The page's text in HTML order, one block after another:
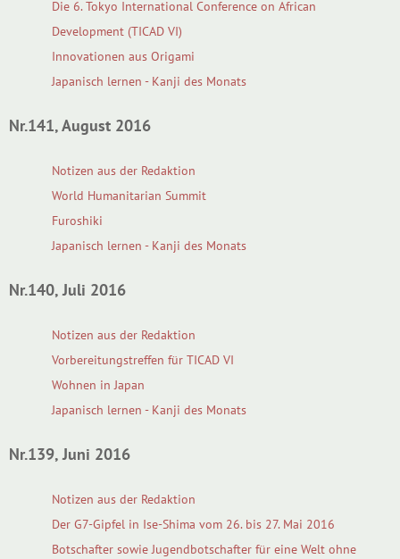
Die 6. Tokyo International Conference on African
Development (TICAD VI)
Innovationen aus Origami
Japanisch lernen - Kanji des Monats
Nr.141, August 2016
Notizen aus der Redaktion
World Humanitarian Summit
Furoshiki
Japanisch lernen - Kanji des Monats
Nr.140, Juli 2016
Notizen aus der Redaktion
Vorbereitungstreffen für TICAD VI
Wohnen in Japan
Japanisch lernen - Kanji des Monats
Nr.139, Juni 2016
Notizen aus der Redaktion
Der G7-Gipfel in Ise-Shima vom 26. bis 27. Mai 2016
Botschafter sowie Jugendbotschafter für eine Welt ohne